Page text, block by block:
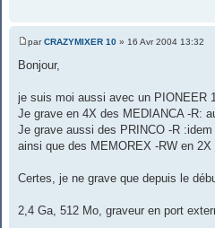
parCRAZYMIXER 10 » 16 Avr 2004 13:32
Bonjour,
je suis moi aussi avec un PIONEER
Je grave en 4X des MEDIANCA -R:
Je grave aussi des PRINCO -R :idem
ainsi que des MEMOREX -RW en 2X
Certes, je ne grave que depuis le
2,4 Ga, 512 Mo, graveur en port